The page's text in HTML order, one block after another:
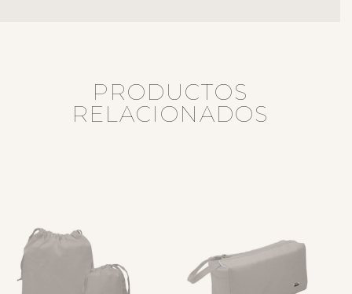
PRODUCTOS
RELACIONADOS